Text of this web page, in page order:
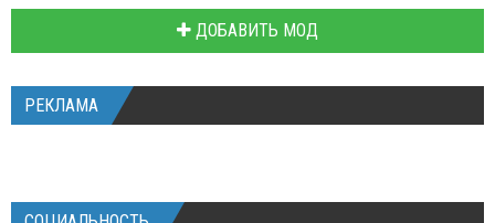
ДОБАВИТЬ МОД
РЕКЛАМА